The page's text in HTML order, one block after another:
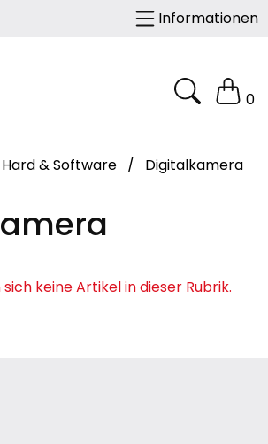
Informationen
0
& Software / Digitalkamera
keine Artikel in dieser Rubrik.